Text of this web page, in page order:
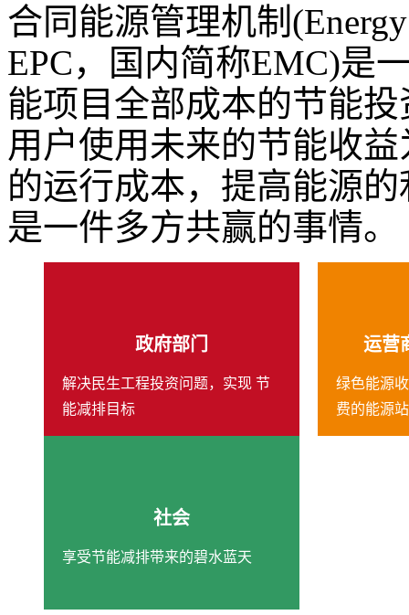
合同能源管理机制
EPC，国内简称EMC)是
能项目全部成本的节能
用户使用未来的节能收
的运行成本，提高能源
是一件多方共赢的事情。
政府部门
解决民生工程投资问题，实现 节
能减排目标
运营
绿色能源
费的能源
社会
享受节能减排带来的碧水蓝天